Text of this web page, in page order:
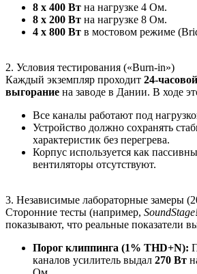
8 x 400 Вт на нагрузке 4 Ом.
8 x 200 Вт на нагрузке 8 Ом.
4 x 800 Вт в мостовом режиме
2. Условия тестирования («Burn-in»)
Каждый экземпляр проходит 24-
выгорание на заводе в Дании. В ходе
Все каналы работают под
Устройство должно сохранять
характеристик без перегрева.
Корпус используется как
вентиляторы отсутствуют.
3. Независимые лабораторные замеры
Сторонние тесты (например,
показывают, что реальные показатели
Порог клиппинга (1% THD+N):
каналов усилитель выдал 270 Вт